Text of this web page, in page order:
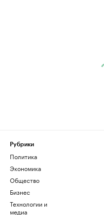
Рубрики
Политика
Экономика
Общество
Бизнес
Технологии и
медиа